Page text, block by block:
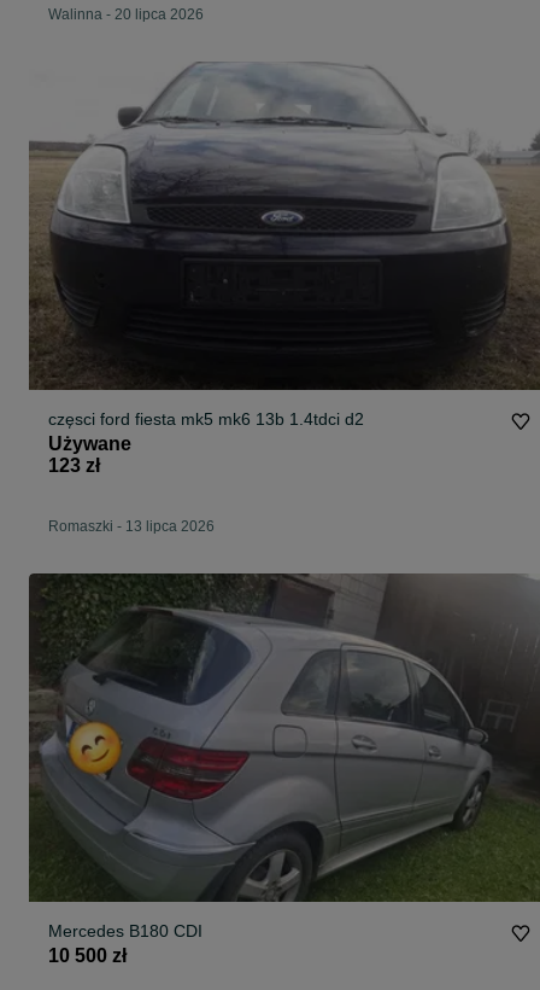
Walinna - 20 lipca 2026
częsci ford fiesta mk5 mk6 13b 1.4tdci d2
Używane
123 zł
Romaszki - 13 lipca 2026
Mercedes B180 CDI
10 500 zł